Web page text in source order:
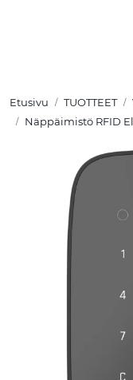
Etusivu TUOTTEET
Näppäimistö RFID
RATKAISUT
YHTEYSTIEDOT
VERKKOKAUPPA